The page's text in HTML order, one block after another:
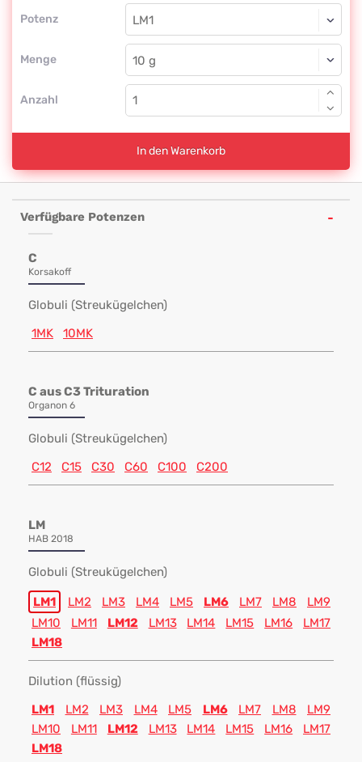
Potenz
Globuli
LM1
Menge
Globuli
Anzahl
In den Warenkorb
Verfügbare Potenzen
C
Korsakoff
Globuli (Streukügelchen)
1MK
10MK
C aus C3 Trituration
Organon 6
Globuli (Streukügelchen)
C12
C15 C30 C60 C100 C200
LM
HAB 2018
Globuli (Streukügelchen)
LM1 LM2 LM3 LM4 LM5 LM6 LM7 LM8
LM9
LM10
LM11 LM12 LM13 LM14 LM15 LM16
LM17
LM18
Dilution (flüssig)
LM1
LM2 LM3 LM4 LM5 LM6 LM7 LM8
LM9
LM10
LM11 LM12 LM13 LM14 LM15 LM16
LM17
LM18